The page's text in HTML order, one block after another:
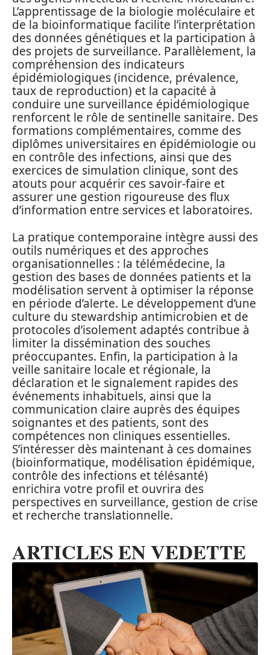
L’apprentissage de la biologie moléculaire et
de la bioinformatique facilite l’interprétation
des données génétiques et la participation à
des projets de surveillance. Parallèlement, la
compréhension des indicateurs
épidémiologiques (incidence, prévalence,
taux de reproduction) et la capacité à
conduire une surveillance épidémiologique
renforcent le rôle de sentinelle sanitaire. Des
formations complémentaires, comme des
diplômes universitaires en épidémiologie ou
en contrôle des infections, ainsi que des
exercices de simulation clinique, sont des
atouts pour acquérir ces savoir-faire et
assurer une gestion rigoureuse des flux
d’information entre services et laboratoires.
La pratique contemporaine intègre aussi des
outils numériques et des approches
organisationnelles : la télémédecine, la
gestion des bases de données patients et la
modélisation servent à optimiser la réponse
en période d’alerte. Le développement d’une
culture du stewardship antimicrobien et de
protocoles d’isolement adaptés contribue à
limiter la dissémination des souches
préoccupantes. Enfin, la participation à la
veille sanitaire locale et régionale, la
déclaration et le signalement rapides des
événements inhabituels, ainsi que la
communication claire auprès des équipes
soignantes et des patients, sont des
compétences non cliniques essentielles.
S’intéresser dès maintenant à ces domaines
(bioinformatique, modélisation épidémique,
contrôle des infections et télésanté)
enrichira votre profil et ouvrira des
perspectives en surveillance, gestion de crise
et recherche translationnelle.
ARTICLES EN VEDETTE